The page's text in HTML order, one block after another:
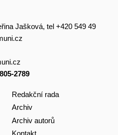
Jašková, tel +420 549 49
2789
Redakční rada
Archiv
Archiv autorů
Kontakt